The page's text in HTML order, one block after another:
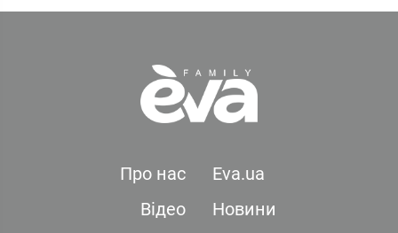
Про нас
Eva.ua
Відео
Новини